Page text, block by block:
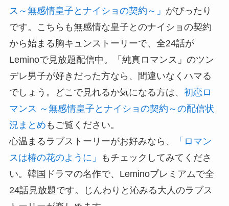
ス～無感情皇子とナイショの契約～」 がぴったり
です。こちらも無感情な皇子とのナイショの契約
から始まる胸キュンストーリーで、全24話が
Leminoで見放題配信中。「純真ロマンス」のツン
デレ男子が好きだった方なら、間違いなくハマる
でしょう。どこで見れるか気になる方は、 初恋ロ
マンス ～無感情皇子とナイショの契約～の配信状
況まとめ もご覧ください。
心温まるラブストーリーがお好みなら、
「ロマン
スは椿の花のように」
もチェックしてみてくださ
い。韓国ドラマの名作で、Leminoプレミアムで全
24話見放題です。じんわりと沁みる大人のラブス